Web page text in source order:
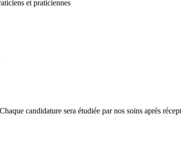
et praticiennes
candidature sera étudiée par nos soins après